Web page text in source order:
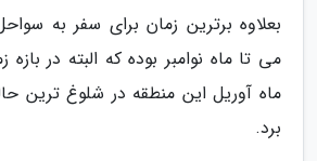
بعلاوه برترین زمان برای سفر به
می تا ماه نوامبر بوده که البته در بازه
ماه آوریل این منطقه در شلوغ ترین
برد.